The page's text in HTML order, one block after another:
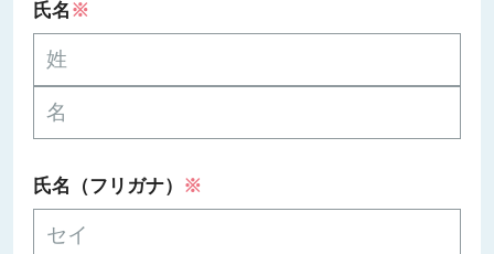
氏名 ※
氏名（フリガナ） ※